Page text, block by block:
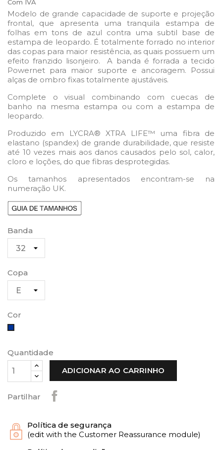
Com IVA
Modelo de grande capacidade de suporte e projeção
frontal, que apresenta uma tranquila estampa de
folhas em tons de azul contra uma subtil base de
estampa de leopardo. É totalmente forrado no interior
das copas para maior resistência, as quais possuem um
efeito franzido lisonjeiro. A banda é forrada a tecido
Powernet para maior suporte e ancoragem. Possui
alças de ombro fixas totalmente ajustáveis.
Complete o visual combinando com cuecas de
banho na mesma estampa ou com a estampa de
leopardo.
Produzido em LYCRA® XTRA LIFE™ uma fibra de
elastano (spandex) de grande durabilidade, que resiste
até 10 vezes mais aos danos causados pelo sol, calor,
cloro e loções, do que fibras desprotegidas.
Os tamanhos apresentados encontram-se na
numeração UK.
Banda
Copa
Cor
Azul
Quantidade
ADICIONAR AO CARRINHO
Partilhar
Política de segurança
(edit with the Customer Reassurance module)